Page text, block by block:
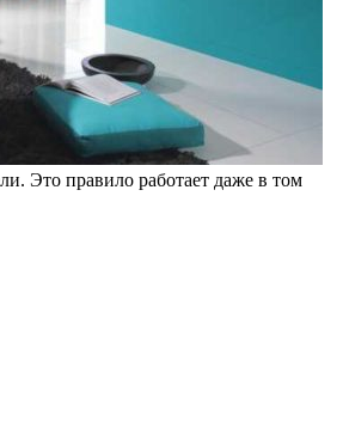
Это правило работает даже в том